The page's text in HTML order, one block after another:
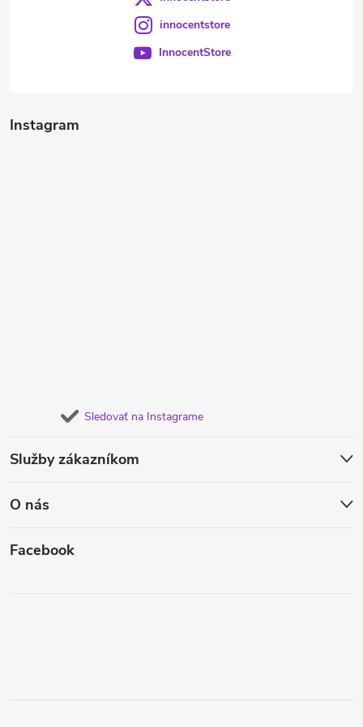
Instagram
Sledovať na Instagrame
Služby zákazníkom
O nás
Facebook
innocentstore
InnocentStore